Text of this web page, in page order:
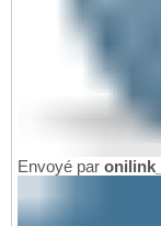
Envoyé par onilink_